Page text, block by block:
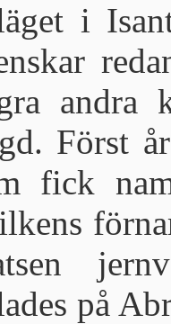
i
andra
Först
fick
på